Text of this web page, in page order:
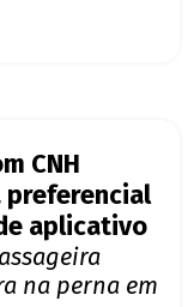
CNH
preferencial
aplicativo
na perna em